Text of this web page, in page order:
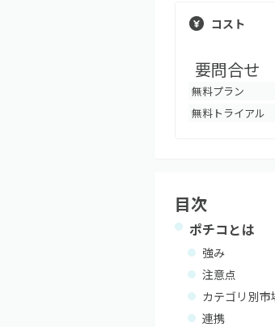
コスト
要問合せ
無料プラン
無料トライアル
目次
ポチコ とは
強み
注意点
カテゴリ別
連携